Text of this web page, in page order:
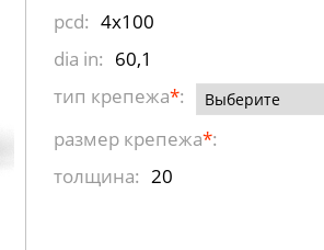
pcd: 4x100
dia in: 60,1
тип крепежа*:
размер крепежа*:
толщина: 20